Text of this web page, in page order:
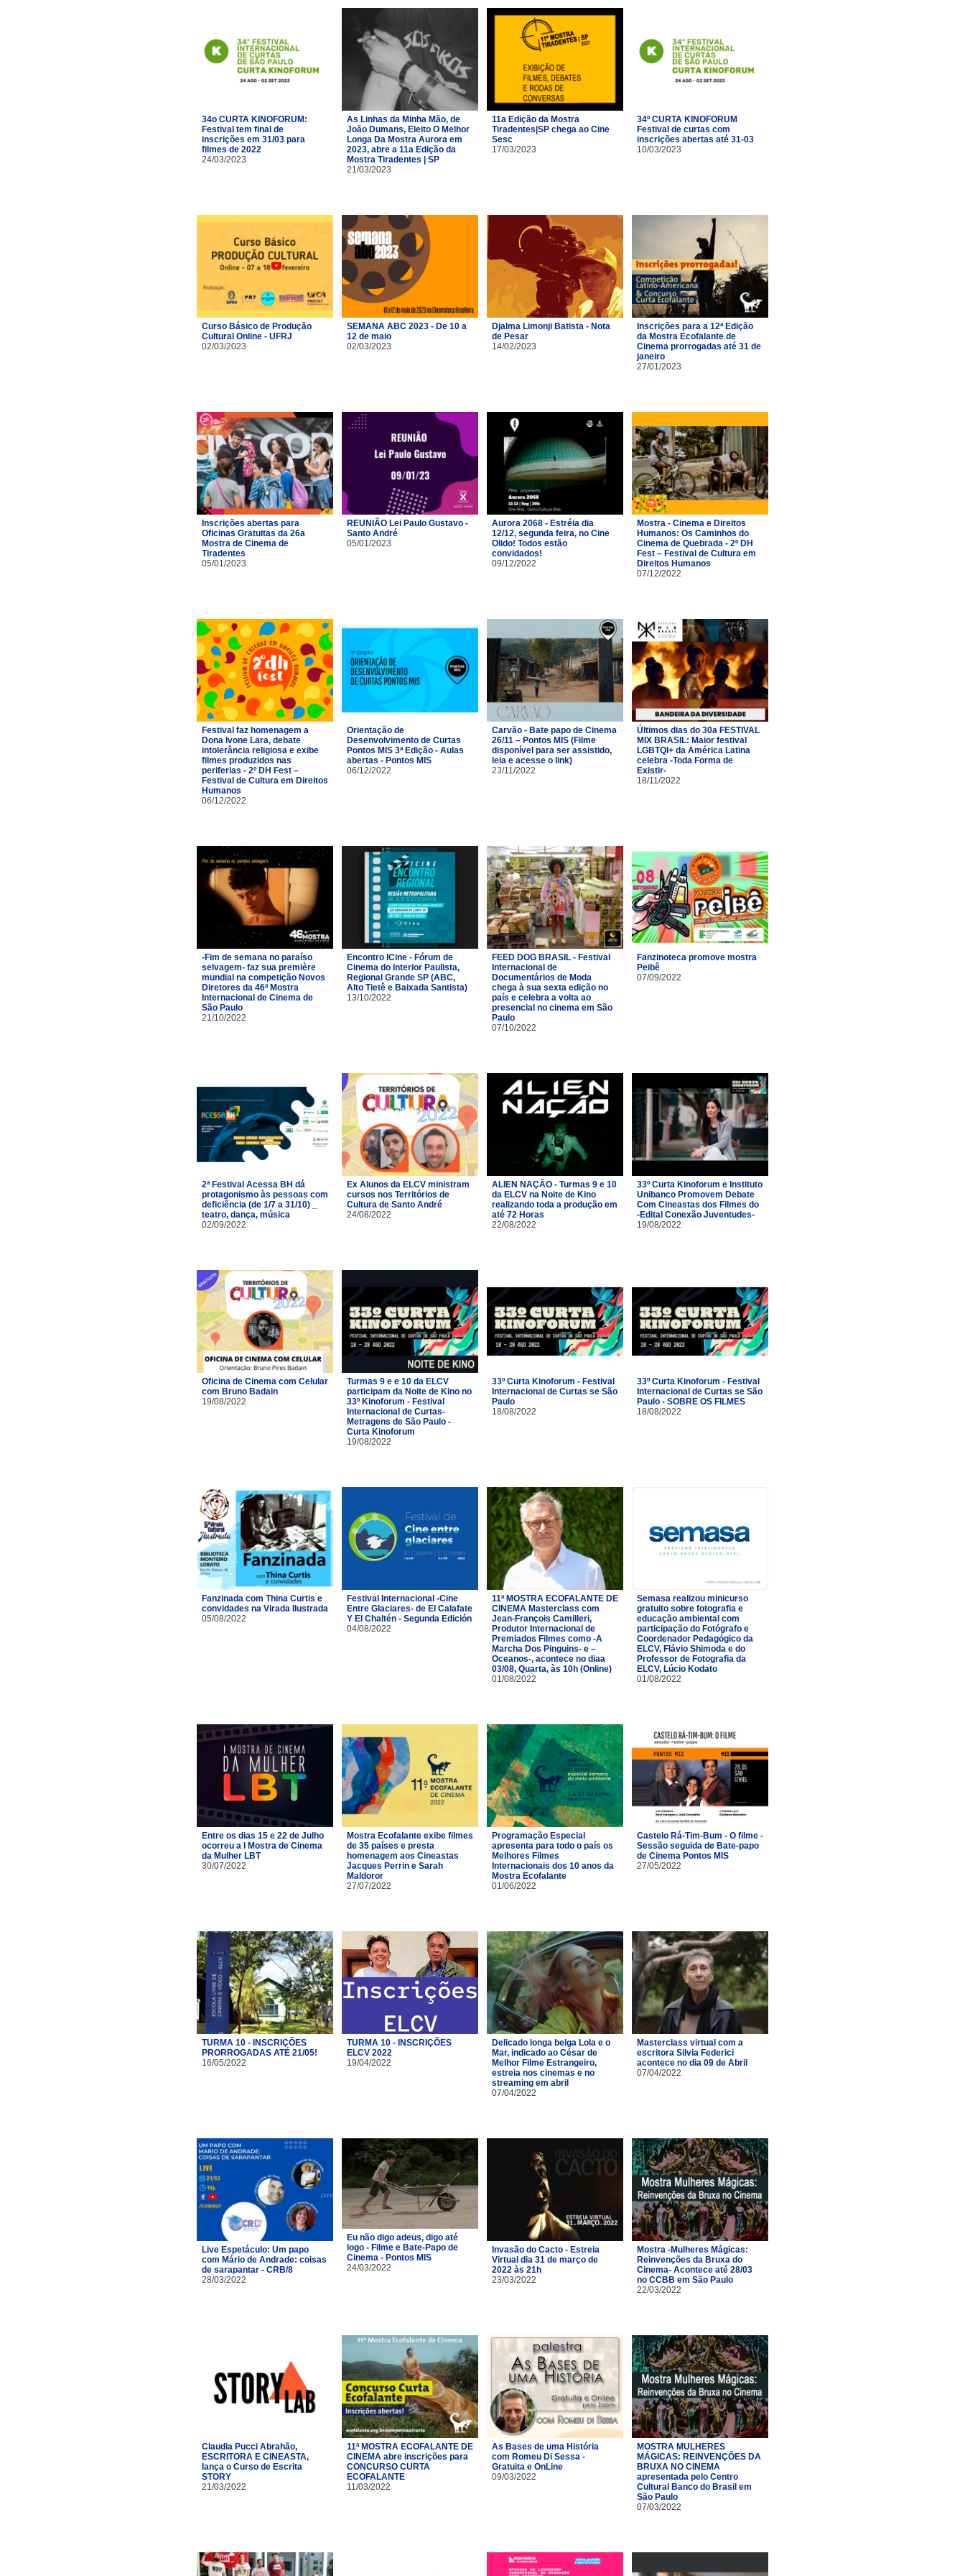
34o CURTA KINOFORUM:
Festival tem final de
inscrições em 31/03 para
filmes de 2022
24/03/2023
As Linhas da Minha Mão, de
João Dumans, Eleito O Melhor
Longa Da Mostra Aurora em
2023, abre a 11a Edição da
Mostra Tiradentes | SP
21/03/2023
11a Edição da Mostra
Tiradentes|SP chega ao Cine
Sesc
17/03/2023
34º CURTA KINOFORUM
Festival de curtas com
inscrições abertas até 31-03
10/03/2023
Curso Básico de Produção
Cultural Online - UFRJ
02/03/2023
SEMANA ABC 2023 - De 10 a
12 de maio
02/03/2023
Djalma Limonji Batista - Nota
de Pesar
14/02/2023
Inscrições para a 12ª Edição
da Mostra Ecofalante de
Cinema prorrogadas até 31 de
janeiro
27/01/2023
Inscrições abertas para
Oficinas Gratuitas da 26a
Mostra de Cinema de
Tiradentes
05/01/2023
REUNIÃO Lei Paulo Gustavo -
Santo André
05/01/2023
Aurora 2068 - Estréia dia
12/12, segunda feira, no Cine
Olido! Todos estão
convidados!
09/12/2022
Mostra - Cinema e Direitos
Humanos: Os Caminhos do
Cinema de Quebrada - 2º DH
Fest – Festival de Cultura em
Direitos Humanos
07/12/2022
Festival faz homenagem a
Dona Ivone Lara, debate
intolerância religiosa e exibe
filmes produzidos nas
periferias - 2º DH Fest –
Festival de Cultura em Direitos
Humanos
06/12/2022
Orientação de
Desenvolvimento de Curtas
Pontos MIS 3ª Edição - Aulas
abertas - Pontos MIS
06/12/2022
Carvão - Bate papo de Cinema
26/11 – Pontos MIS (Filme
disponível para ser assistido,
leia e acesse o link)
23/11/2022
Últimos dias do 30a FESTIVAL
MIX BRASIL: Maior festival
LGBTQI+ da América Latina
celebra -Toda Forma de
Existir-
18/11/2022
-Fim de semana no paraíso
selvagem- faz sua première
mundial na competição Novos
Diretores da 46ª Mostra
Internacional de Cinema de
São Paulo
21/10/2022
Encontro ICine - Fórum de
Cinema do Interior Paulista,
Regional Grande SP (ABC,
Alto Tietê e Baixada Santista)
13/10/2022
FEED DOG BRASIL - Festival
Internacional de
Documentários de Moda
chega à sua sexta edição no
país e celebra a volta ao
presencial no cinema em São
Paulo
07/10/2022
Fanzinoteca promove mostra
Peibê
07/09/2022
2ª Festival Acessa BH dá
protagonismo às pessoas com
deficiência (de 1/7 a 31/10) _
teatro, dança, música
02/09/2022
Ex Alunos da ELCV ministram
cursos nos Territórios de
Cultura de Santo André
24/08/2022
ALIEN NAÇÃO - Turmas 9 e 10
da ELCV na Noite de Kino
realizando toda a produção em
até 72 Horas
22/08/2022
33º Curta Kinoforum e Instituto
Unibanco Promovem Debate
Com Cineastas dos Filmes do
-Edital Conexão Juventudes-
19/08/2022
Oficina de Cinema com Celular
com Bruno Badain
19/08/2022
Turmas 9 e e 10 da ELCV
participam da Noite de Kino no
33º Kinoforum - Festival
Internacional de Curtas-
Metragens de São Paulo -
Curta Kinoforum
19/08/2022
33º Curta Kinoforum - Festival
Internacional de Curtas se São
Paulo
18/08/2022
33º Curta Kinoforum - Festival
Internacional de Curtas se São
Paulo - SOBRE OS FILMES
18/08/2022
Fanzinada com Thina Curtis e
convidades na Virada Ilustrada
05/08/2022
Festival Internacional -Cine
Entre Glaciares- de El Calafate
Y El Chaltén - Segunda Edición
04/08/2022
11ª MOSTRA ECOFALANTE DE
CINEMA Masterclass com
Jean-François Camilleri,
Produtor Internacional de
Premiados Filmes como -A
Marcha Dos Pinguins- e –
Oceanos-, acontece no diaa
03/08, Quarta, às 10h (Online)
01/08/2022
Semasa realizou minicurso
gratuito sobre fotografia e
educação ambiental com
participação do Fotógrafo e
Coordenador Pedagógico da
ELCV, Flávio Shimoda e do
Professor de Fotografia da
ELCV, Lúcio Kodato
01/08/2022
Entre os dias 15 e 22 de Julho
ocorreu a I Mostra de Cinema
da Mulher LBT
30/07/2022
Mostra Ecofalante exibe filmes
de 35 países e presta
homenagem aos Cineastas
Jacques Perrin e Sarah
Maldoror
27/07/2022
Programação Especial
apresenta para todo o país os
Melhores Filmes
Internacionais dos 10 anos da
Mostra Ecofalante
01/06/2022
Castelo Rá-Tim-Bum - O filme -
Sessão seguida de Bate-papo
de Cinema Pontos MIS
27/05/2022
TURMA 10 - INSCRIÇÕES
PRORROGADAS ATÉ 21/05!
16/05/2022
TURMA 10 - INSCRIÇÕES
ELCV 2022
19/04/2022
Delicado longa belga Lola e o
Mar, indicado ao César de
Melhor Filme Estrangeiro,
estreia nos cinemas e no
streaming em abril
07/04/2022
Masterclass virtual com a
escritora Silvia Federici
acontece no dia 09 de Abril
07/04/2022
Live Espetáculo: Um papo
com Mário de Andrade: coisas
de sarapantar - CRB/8
28/03/2022
Eu não digo adeus, digo até
logo - Filme e Bate-Papo de
Cinema - Pontos MIS
24/03/2022
Invasão do Cacto - Estreia
Virtual dia 31 de março de
2022 às 21h
23/03/2022
Mostra -Mulheres Mágicas:
Reinvenções da Bruxa do
Cinema- Acontece até 28/03
no CCBB em São Paulo
22/03/2022
Claudia Pucci Abrahão,
ESCRITORA E CINEASTA,
lança o Curso de Escrita
STORY
21/03/2022
11ª MOSTRA ECOFALANTE DE
CINEMA abre inscrições para
CONCURSO CURTA
ECOFALANTE
11/03/2022
As Bases de uma História
com Romeu Di Sessa -
Gratuita e OnLine
09/03/2022
MOSTRA MULHERES
MÁGICAS: REINVENÇÕES DA
BRUXA NO CINEMA
apresentada pelo Centro
Cultural Banco do Brasil em
São Paulo
07/03/2022